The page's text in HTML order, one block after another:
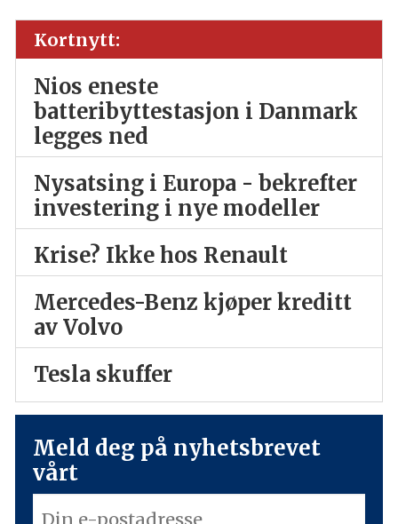
Kortnytt:
Nios eneste
batteribyttestasjon i Danmark
legges ned
Nysatsing i Europa - bekrefter
investering i nye modeller
Krise? Ikke hos Renault
Mercedes-Benz kjøper kreditt
av Volvo
Tesla skuffer
Meld deg på nyhetsbrevet
vårt